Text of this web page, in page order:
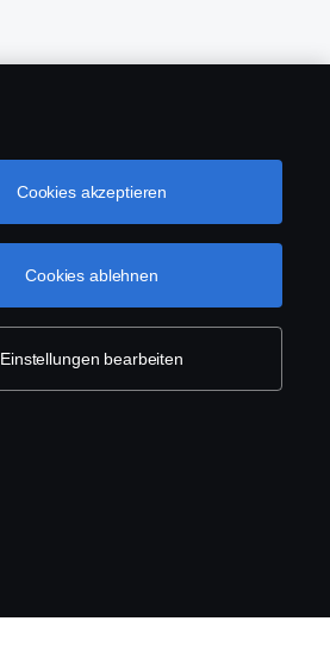
Einstellungen bearbeiten
Cookies ablehnen
Cookies akzeptieren